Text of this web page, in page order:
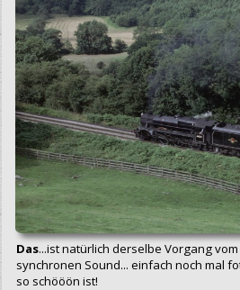
Das...ist natürlich derselbe Vorgang
synchronen Sound... einfach noch mal
so schööön ist!